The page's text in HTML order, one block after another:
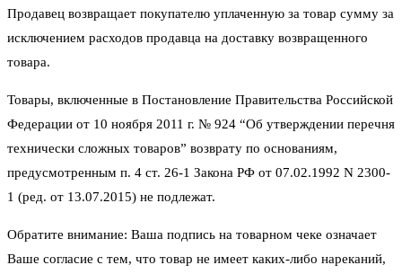
Продавец возвращает покупателю уплаченную за товар сумму за
исключением расходов продавца на доставку возвращенного
товара.
Товары, включенные в Постановление Правительства Российской
Федерации от 10 ноября 2011 г. № 924 “Об утверждении перечня
технически сложных товаров” возврату по основаниям,
предусмотренным п. 4 ст. 26-1 Закона РФ от 07.02.1992 N 2300-
1 (ред. от 13.07.2015) не подлежат.
Обратите внимание: Ваша подпись на товарном чеке означает
Ваше согласие с тем, что товар не имеет каких-либо нареканий,